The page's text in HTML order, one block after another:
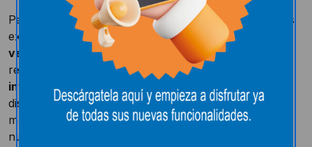
Para llevar una dieta saludable ya conocemos que los
expertos recomiendan tomar5 raciones de frutas y
verduras
repartidas a lo largo del día. Esta
recomendación también es sencilla de aplicar en
invierno , ya que en esta época del año podemos
disfrutar de una gran variedad de frutas y verduras
muy sabrosas y con numerosas propiedades para
nuestro organismo.